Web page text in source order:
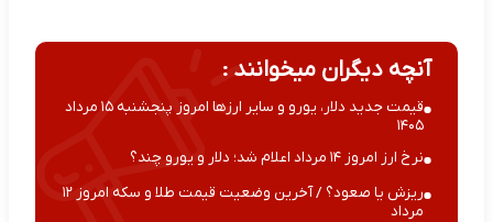
آنچه دیگران میخوانند :
قیمت جدید دلار، یورو و سایر ارزها امروز پنجشنبه ۱۵ مرداد
۱۴۰۵
نرخ ارز امروز ۱۴ مرداد اعلام شد؛ دلار و یورو چند؟
ریزش یا صعود؟ / آخرین وضعیت قیمت طلا و سکه امروز ۱۲
مرداد